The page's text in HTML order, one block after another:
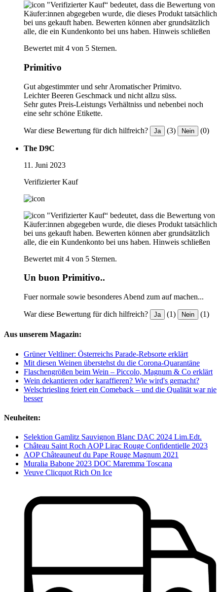
"Verifizierter Kauf“ bedeutet, dass die Bewertung von
Käufer:innen abgegeben wurde, die dieses Produkt tatsächlich
bei uns gekauft haben. Bewerten können aber grundsätzlich
alle, die ein Kundenkonto bei uns haben. Hinweis schließen
Bewertet mit 4 von 5 Sternen.
Primitivo
Gut abgestimmter und sehr Aromatischer Primitvo.
Leichter Beeren Geschmack und nicht allzu süss.
Sehr gutes Preis-Leistungs Verhältniss und nebenbei noch
eine sehr schöne Etikette.
War diese Bewertung für dich hilfreich? Ja (3) Nein (0)
The D9C
11. Juni 2023
Verifizierter Kauf
"Verifizierter Kauf“ bedeutet, dass die Bewertung von
Käufer:innen abgegeben wurde, die dieses Produkt tatsächlich
bei uns gekauft haben. Bewerten können aber grundsätzlich
alle, die ein Kundenkonto bei uns haben. Hinweis schließen
Bewertet mit 4 von 5 Sternen.
Un buon Primitivo..
Fuer normale sowie besonderes Abend zum auf machen...
War diese Bewertung für dich hilfreich? Ja (1) Nein (1)
Aus unserem Magazin:
Grüner Veltliner: Österreichs Parade-Rebsorte erklärt
Mit diesen Weinen überstehst du die Corona-Quarantäne
Flaschengrößen beim Wein – Piccolo, Magnum & Co erklärt
Wein dekantieren oder karaffieren? Wie wird's gemacht?
Welschriesling feiert ein Comeback – und die Qualität war nie
besser
Neuheiten:
Selektion Gamlitz Sauvignon Blanc DAC 2024 Lim.Edt.
Château Saint Roch AOP Lirac Rouge Confidentielle 2023
AOP Châteauneuf du Pape Rouge Magnum 2021
Muralia Babone 2023 DOC Maremma Toscana
Veuve Clicquot Rich On Ice